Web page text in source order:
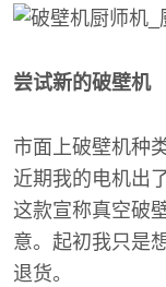
尝试新的破壁机
市面上破壁机种
近期我的电机出
这款宣称真空破
意。起初我只是
退货。